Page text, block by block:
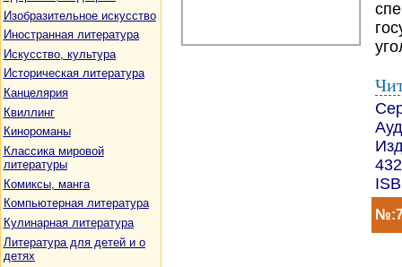
Изобразительное искусство
Иностранная литература
Искусство, культура
Историческая литература
Канцелярия
Квиллинг
Кинороманы
Классика мировой
литературы
Комиксы, манга
Компьютерная литература
Кулинарная литература
Литература для детей и о
детях